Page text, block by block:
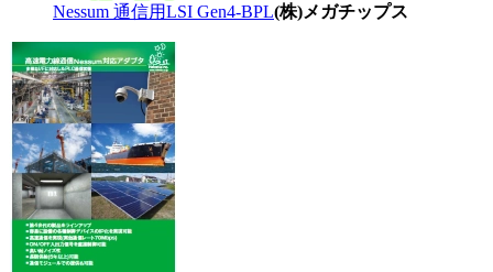
Nessum 通信用LSI Gen4-BPL(株)メガチップス